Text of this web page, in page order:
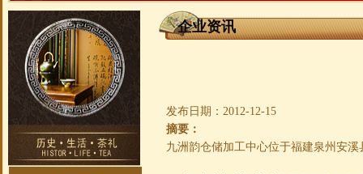
企业资讯
发布日期： 2012-12-15
摘要：
九洲韵仓储加工中心位于福建泉州安